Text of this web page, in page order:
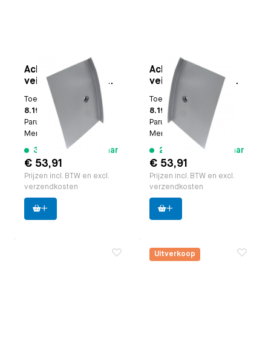
Achterbank
veiligheidsgordel
montageplaats
reparatiedeel links
Toepasbaar op
Bus
8.1967 t/m 7.1979
Paruzzi nummer:
20688
Merk:
Paruzzi
3 stuks beschikbaar
€ 53,91
Prijzen incl. BTW en excl.
verzendkosten
Achterbank
veiligheidsgordel
montageplaats
reparatiedeel
rechts
Toepasbaar op
Bus
8.1967 t/m 7.1979
Paruzzi nummer:
20689
Merk:
Paruzzi
2 stuks beschikbaar
€ 53,91
Prijzen incl. BTW en excl.
verzendkosten
Uitverkoop